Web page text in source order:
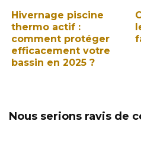
Hivernage piscine
thermo actif :
comment protéger
efficacement votre
bassin en 2025 ?
Nous serions ravis de